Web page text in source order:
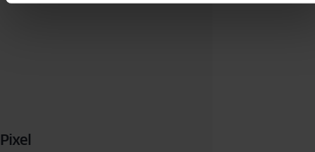
Pixel